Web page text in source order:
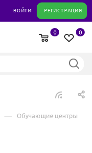
ВОЙТИ РЕГИСТРАЦИЯ
0
0
— Обучающие центры